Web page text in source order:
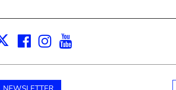
X Facebook
Instagram